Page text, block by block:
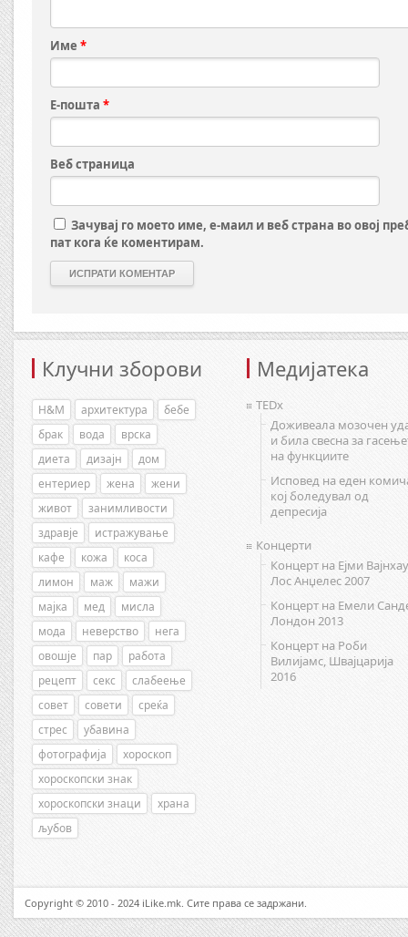
Име *
Е-пошта *
Веб страница
Зачувај го моето име, е-маил и веб страна во овој
пат кога ќе коментирам.
Клучни зборови
H&M архитектура
бебе
брак
вода
врска
диета
дизајн
дом
ентериер
жена
жени
живот
занимливости
здравје
истражување
кафе
кожа
коса
лимон
маж
мажи
мајка
мед
мисла
мода
неверство
нега
овошје
пар
работа
рецепт
секс
слабеење
совет
совети
среќа
стрес
убавина
фотографија
хороскоп
хороскопски знак
хороскопски знаци
храна
љубов
Медијатека
TEDx
Доживеала мозочен
и била свесна за
на функциите
Исповед на еден
кој боледувал од
депресија
Концерти
Концерт на Ејми
Лос Анџелес 2007
Концерт на Емели
Лондон 2013
Концерт на Роби
Вилијамс, Швајцарија
2016
Copyright © 2010 - 2024 iLike.mk. Сите права се задржани.